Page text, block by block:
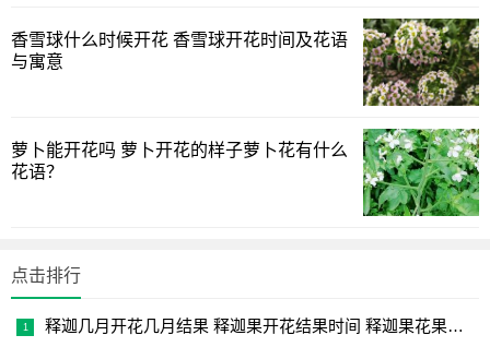
以上绿植迷网[www.lvzhimi.com]介绍的月季花怎么养比较
引玉能解决您绿植中的问题吧。
香雪球什么时候开花 香雪球开花时间及花语
与寓意
萝卜能开花吗 萝卜开花的样子萝卜花有什么
花语？
点击排行
释迦几月开花几月结果 释迦果开花结果时间 释迦果花果成熟时